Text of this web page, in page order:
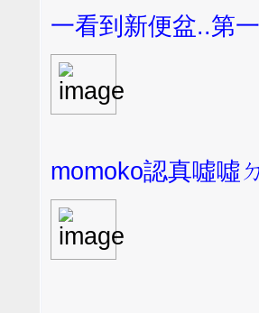
一看到新便盆..第
momoko認真噓噓